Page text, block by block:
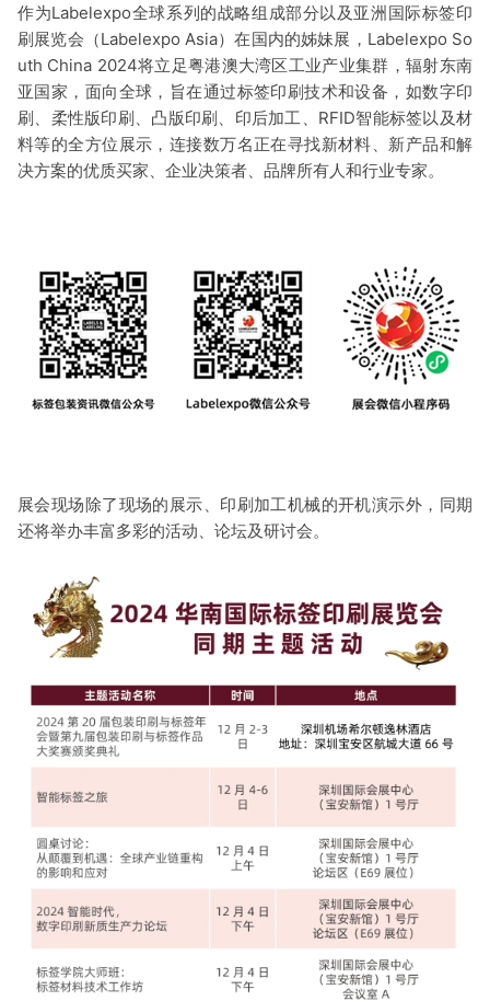
作为Labelexpo全球系列的战略组成部分以及亚洲国际标签印
刷展览会（Labelexpo Asia）在国内的姊妹展，Labelexpo So
uth China 2024将立足粤港澳大湾区工业产业集群，辐射东南
亚国家，面向全球，旨在通过标签印刷技术和设备，如数字印
刷、柔性版印刷、凸版印刷、印后加工、RFID智能标签以及材
料等的全方位展示，连接数万名正在寻找新材料、新产品和解
决方案的优质买家、企业决策者、品牌所有人和行业专家。
展会现场除了现场的展示、印刷加工机械的开机演示外，同期
还将举办丰富多彩的活动、论坛及研讨会。